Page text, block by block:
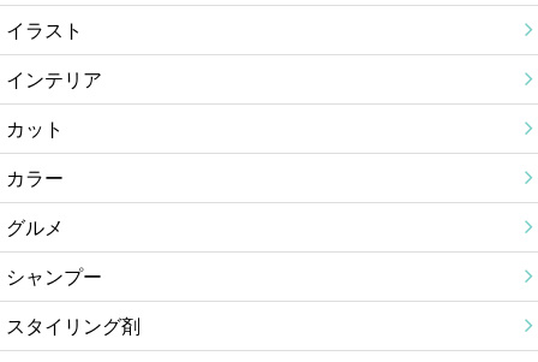
イラスト
インテリア
カット
カラー
グルメ
シャンプー
スタイリング剤